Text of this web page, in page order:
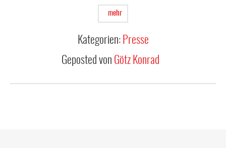
mehr
Kategorien: Presse
Geposted von Götz Konrad